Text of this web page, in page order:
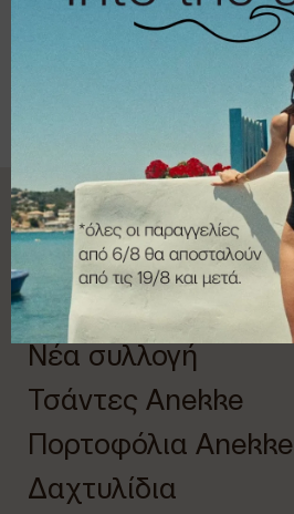
Combo Offers
Νέα συλλογή
Τσάντες Anekke
Πορτοφόλια Anekke
Δαχτυλίδια